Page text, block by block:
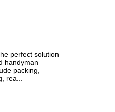
perfect solution
handyman
packing,
rea...